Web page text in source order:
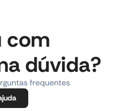
com
dúvida?
frequentes